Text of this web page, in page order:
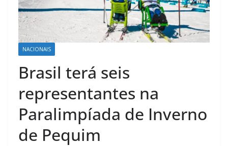
NACIONAIS
Brasil terá seis
representantes na
Paralimpíada de Inverno
de Pequim